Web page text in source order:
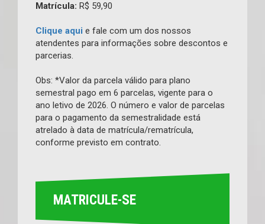
Matrícula: R$ 59,90
Clique aqui e fale com um dos nossos
atendentes para informações sobre descontos e
parcerias.
Obs: *Valor da parcela válido para plano
semestral pago em 6 parcelas, vigente para o
ano letivo de 2026. O número e valor de parcelas
para o pagamento da semestralidade está
atrelado à data de matrícula/rematrícula,
conforme previsto em contrato.
MATRICULE-SE